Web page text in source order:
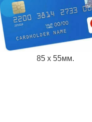
85 х 55мм.